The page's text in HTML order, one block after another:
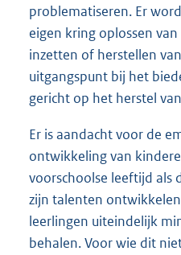
problematiseren. Er
eigen kring oplossen
inzetten of herstellen
uitgangspunt bij het
gericht op het herstel
Er is aandacht voor de
ontwikkeling van
voorschoolse leeftijd als
zijn talenten
leerlingen uiteindelijk
behalen. Voor wie dit